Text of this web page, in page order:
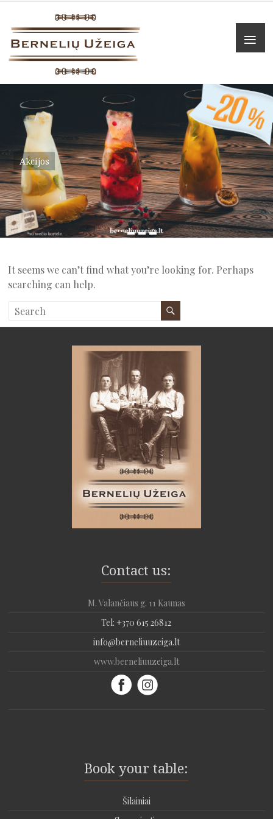
content
Bernelių
užeiga
the
house
Akcijos
Užsisakyti
It seems we can’t find what you’re looking for. Perhaps
searching can help.
Contact us:
M. Valančiaus g. 11 Kaunas
Tel: +370 615 26812
info@berneliuuzeiga.lt
www.berneliuuzeiga.lt
Book your table:
Šilainiai